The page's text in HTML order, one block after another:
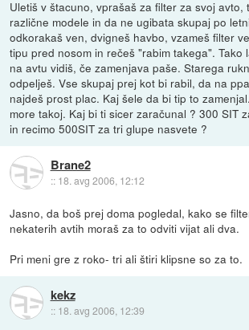
Uletiš v štacuno, vprašaš za filter za svoj avto,
različne modele in da ne ugibata skupaj po
odkorakaš ven, dvigneš havbo, vzameš filter
tipu pred nosom in rečeš "rabim takega". Tako
na avtu vidiš, če zamenjava paše. Starega
odpelješ. Vse skupaj prej kot bi rabil, da na
najdeš prost plac. Kaj šele da bi tip to
more takoj. Kaj bi ti sicer zaračunal ? 300 SIT
in recimo 500SIT za tri glupe nasvete ?
Brane2
:: 18. avg 2006, 12:12
Jasno, da boš prej doma pogledal, kako se
nekaterih avtih moraš za to odviti vijat ali dva.
Pri meni gre z roko- tri ali štiri klipsne so za to.
kekz
:: 18. avg 2006, 12:39